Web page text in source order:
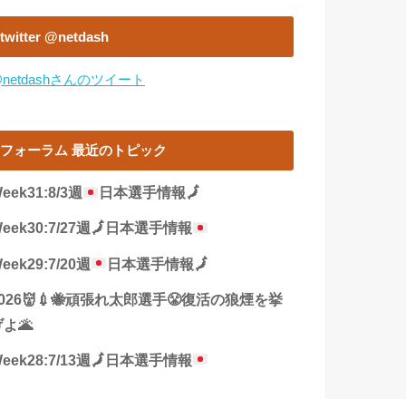
twitter @netdash
さんのツイート
フォーラム 最近のトピック
3週 日本選手情報🗾
27週🗾 日本選手情報
20週 日本選手情報🗾
頑張れ太郎選手😤復活の狼煙を挙
よ🌋
13週 🗾 日本選手情報